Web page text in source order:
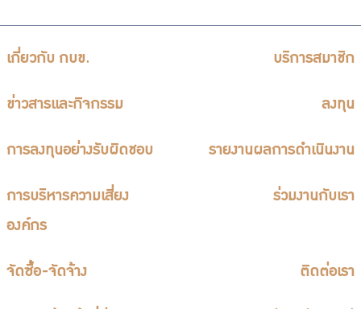
เกี่ยวกับ กบข. บริการสมาชิก
ข่าวสารและกิจกรรม ลงทุน
การลงทุนอย่างรับผิดชอบ รายงานผลการดำเนินงาน
การบริหารความเสี่ยง
องค์กร
ร่วมงานกับเรา
จัดซื้อ-จัดจ้าง ติดต่อเรา